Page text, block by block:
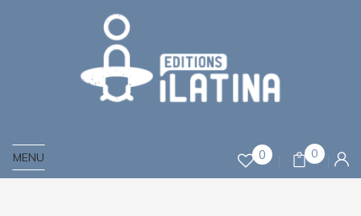
MENU 0 0